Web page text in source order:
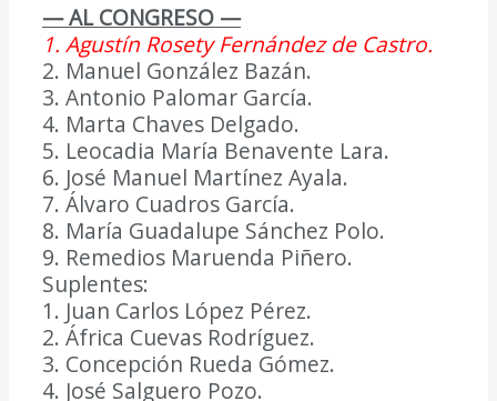
— AL CONGRESO —
1. Agustín Rosety Fernández de Castro.
2. Manuel González Bazán.
3. Antonio Palomar García.
4. Marta Chaves Delgado.
5. Leocadia María Benavente Lara.
6. José Manuel Martínez Ayala.
7. Álvaro Cuadros García.
8. María Guadalupe Sánchez Polo.
9. Remedios Maruenda Piñero.
Suplentes:
1. Juan Carlos López Pérez.
2. África Cuevas Rodríguez.
3. Concepción Rueda Gómez.
4. José Salguero Pozo.